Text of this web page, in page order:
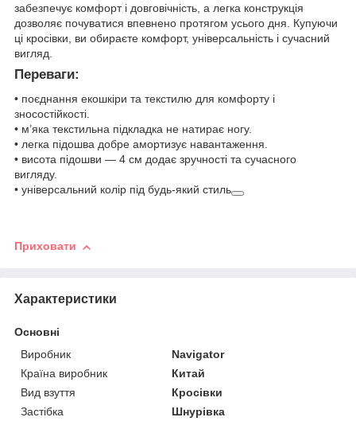
забезпечує комфорт і довговічність, а легка конструкція
дозволяє почуватися впевнено протягом усього дня. Купуючи
ці кросівки, ви обираєте комфорт, універсальність і сучасний
вигляд.
Переваги:
• поєднання екошкіри та текстилю для комфорту і
зносостійкості.
• м’яка текстильна підкладка не натирає ногу.
• легка підошва добре амортизує навантаження.
• висота підошви — 4 см додає зручності та сучасного
вигляду.
• універсальний колір під будь-який стиль
Приховати
Характеристики
Основні
Виробник
Navigator
Країна виробник
Китай
Вид взуття
Кросівки
Застібка
Шнурівка